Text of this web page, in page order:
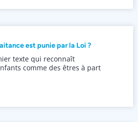
est punie par la Loi ?
texte qui reconnaît
comme des êtres à part